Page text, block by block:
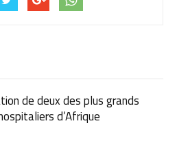
de deux des plus grands
d’Afrique